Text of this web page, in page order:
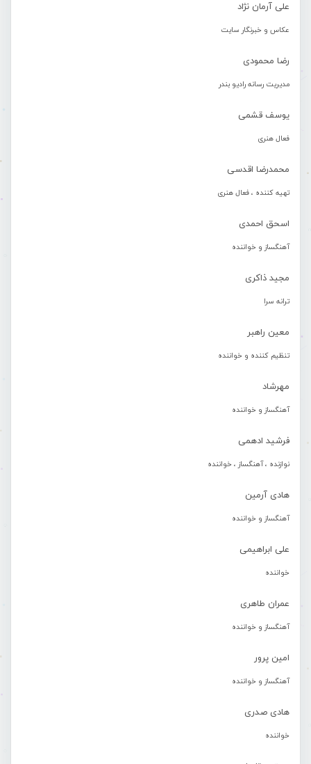
علی آرمان نژاد
عکاس و خبرنگار سایت
رضا محمودی
مدیریت رسانه رادیو بندر
یوسف قشمی
فعال هنری
محمدرضا اقدسی
تهیه کننده ، فعال هنری
اسحق احمدی
آهنگساز و خواننده
مجید ذاکری
ترانه سرا
معین راهبر
تنظیم کننده و خواننده
مهرشاد
آهنگساز و خواننده
فرشید ادهمی
نوازنده ، آهنگساز ، خواننده
هادی آرمین
آهنگساز و خواننده
علی ابراهیمی
خواننده
عمران طاهری
آهنگساز و خواننده
امین پرور
آهنگساز و خواننده
هادی صدری
خواننده